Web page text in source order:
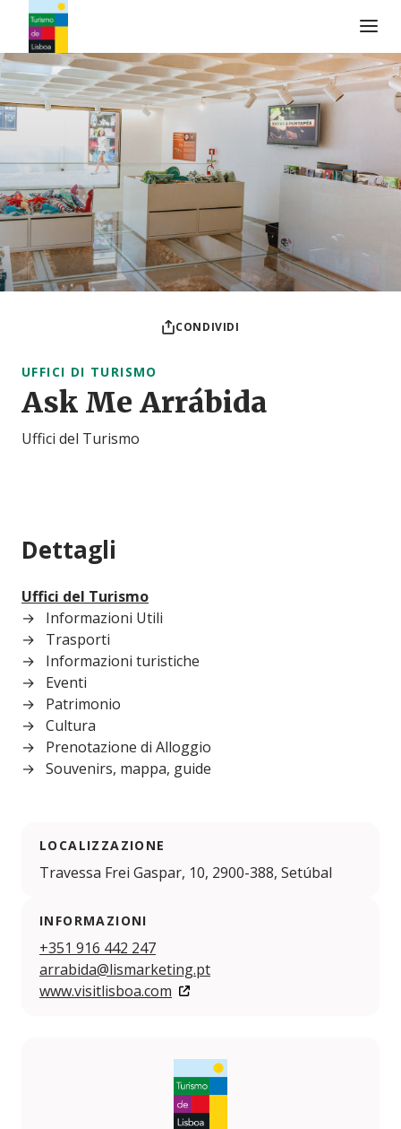
Logo di Turismo de Lisboa
CONDIVIDI
UFFICI DI TURISMO
Ask Me Arrábida
Uffici del Turismo
Dettagli
Uffici del Turismo
Informazioni Utili
Trasporti
Informazioni turistiche
Eventi
Patrimonio
Cultura
Prenotazione di Alloggio
Souvenirs, mappa, guide
LOCALIZZAZIONE
Travessa Frei Gaspar, 10, 2900-388, Setúbal
INFORMAZIONI
+351 916 442 247
arrabida@lismarketing.pt
www.visitlisboa.com